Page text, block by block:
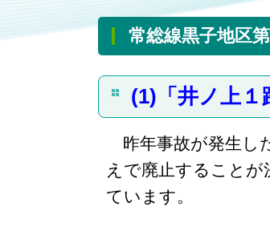
常総線黒子地区
(1)「井ノ上１
昨年事故が発生し
えで廃止することが
ています。